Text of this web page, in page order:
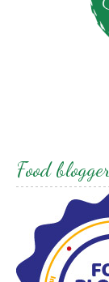
Food